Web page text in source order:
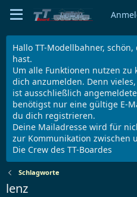
Hallo TT-Modellbahner,
hast.
Um alle Funktionen nutzen
dich anzumelden. Denn
ist ausschließlich
benötigst nur eine gültige E-
du dich registrieren.
Deine Mailadresse wird für
zur Kommunikation zwischen
Die Crew des TT-Boardes
Schlagworte
lenz